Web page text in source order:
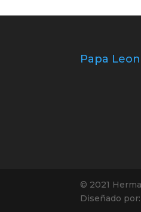
Papa
© 2021
Diseñado por: